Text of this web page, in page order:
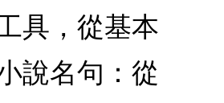
具，從基本
說名句：從